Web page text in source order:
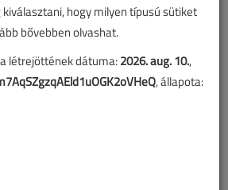
TARTALOM
a
munkát adtak a
hogy milyen típusú sütiket
bővebben olvashat.
létrejöttének dátuma:2026. aug. 10.,
, állapota: